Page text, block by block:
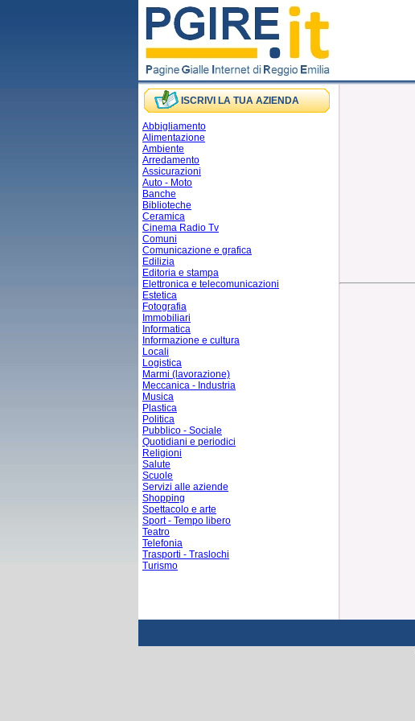
ISCRIVI LA TUA AZIENDA
Abbigliamento
Alimentazione
Ambiente
Arredamento
Assicurazioni
Auto - Moto
Banche
Biblioteche
Ceramica
Cinema Radio Tv
Comuni
Comunicazione e grafica
Edilizia
Editoria e stampa
Elettronica e telecomunicazioni
Estetica
Fotografia
Immobiliari
Informatica
Informazione e cultura
Locali
Logistica
Marmi (lavorazione)
Meccanica - Industria
Musica
Plastica
Politica
Pubblico - Sociale
Quotidiani e periodici
Religioni
Salute
Scuole
Servizi alle aziende
Shopping
Spettacolo e arte
Sport - Tempo libero
Teatro
Telefonia
Trasporti - Traslochi
Turismo